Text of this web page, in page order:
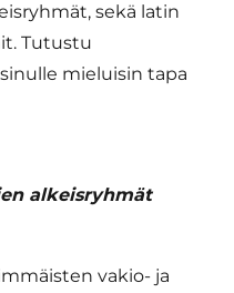
sekä latin
Tutustu
mieluisin tapa
alkeisryhmät
vakio- ja